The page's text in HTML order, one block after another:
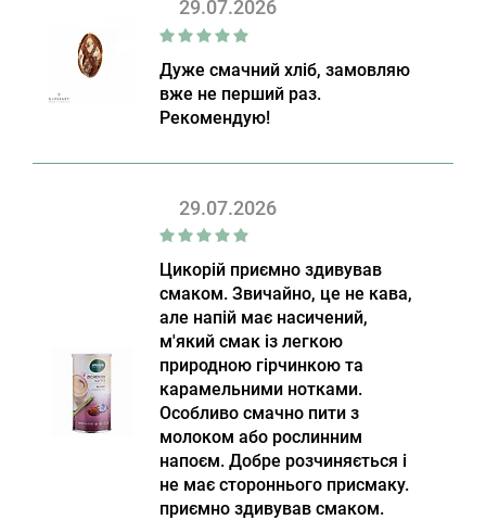
29.07.2026
Дуже смачний хліб, замовляю
вже не перший раз.
Рекомендую!
29.07.2026
Цикорій приємно здивував
смаком. Звичайно, це не кава,
але напій має насичений,
м'який смак із легкою
природною гірчинкою та
карамельними нотками.
Особливо смачно пити з
молоком або рослинним
напоєм. Добре розчиняється і
не має стороннього присмаку.
приємно здивував смаком.